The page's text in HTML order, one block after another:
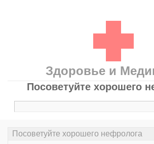
Здоровье и
Посоветуйте хорошего
Посоветуйте хорошего нефролога